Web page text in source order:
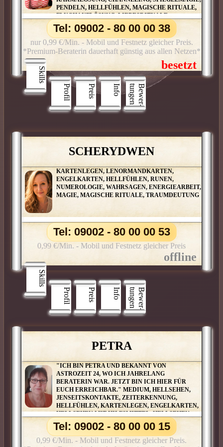
PENDELN, HELLFÜHLEN, MAGISCHE RITUALE,
FLUCHAUFLÖSUNG, LIEBESRITUALE,
MONDRITUALE, SCHUTZRITUALE,
TRAUMDEUTUNG, PARTNERBERATUNG
Skills
Profil
Preis Info B
e
w
e
r
­
t
u
n
g
e
n
Tel: 09002 - 80 00 00 38
nur 0,99 €/Min. - Mobil und Festnetz gleicher Preis.
*Premium-Beraterin dauerhaft günstig aus allen Netzen*
SCHERYDWEN
KARTENLEGEN, LENORMANDKARTEN,
ENGELKARTEN, HELLFÜHLEN, RUNEN,
NUMEROLOGIE, WAHRSAGEN, ENERGIEARBEIT,
MAGIE, MAGISCHE RITUALE, TRAUMDEUTUNG
Skills
Profil
Preis Info B
e
w
e
r
­
t
u
n
g
e
n
Tel: 09002 - 80 00 00 53
0,99 €/Min. - Mobil und Festnetz gleicher Preis
PETRA
"ICH BIN PETRA UND BEKANNT VON
ASTROZEIT 24, WO ICH JAHRELANG
BERATERIN WAR. JETZT BIN ICH HIER FÜR
EUCH ERREICHBAR." MEDIUM, HELLSEHEN,
JENSEITSKONTAKTE, ZEITERKENNUNG,
HELLFÜHLEN, KARTENLEGEN, ENGELKARTEN,
HELLSEHEN MIT HILFSMITTEL, HELLSEHEN
OHNE HILFSMITTEL, KIPPERKARTEN, PENDELN,
REIKI, WAHRSAGEN, BOTSCHAFTEN AUS DER
GEISTIGEN WELT, CHANNELING,
ENGELBOTSCHAFTEN, ENGELKONTAKTE,
Tel: 09002 - 80 00 00 15
0,99 €/Min. - Mobil und Festnetz gleicher Preis.